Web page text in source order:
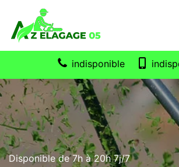
indisponible
Disponible de 7h à 20h 7j/7